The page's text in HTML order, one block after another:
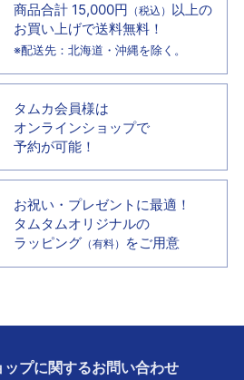
商品合計 15,000円 （税込） 以上の
お買い上げで送料無料！
※配送先：北海道・沖縄を除く。
タムカ会員様は
オンラインショップで
予約が可能！
お祝い・プレゼントに最適！
タムタムオリジナルの
ラッピング （有料） をご用意
ップに関するお問い合わせ